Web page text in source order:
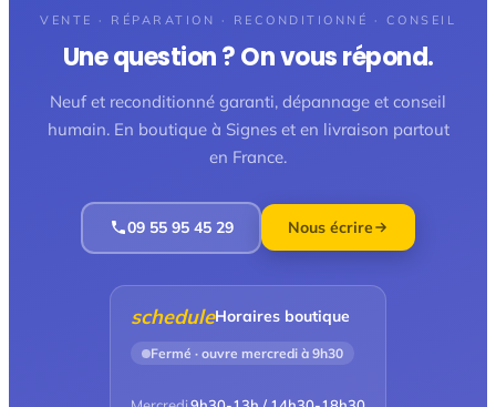
VENTE · RÉPARATION · RECONDITIONNÉ · CONSEIL
Une question ? On vous répond.
Neuf et reconditionné garanti, dépannage et conseil
humain. En boutique à Signes et en livraison partout
en France.
09 55 95 45 29 Nous écrire
scheduleHoraires boutique
Fermé · ouvre mercredi à 9h30